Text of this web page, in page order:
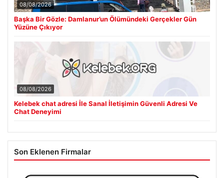
08/08/2026
Başka Bir Gözle: Damlanur’un Ölümündeki Gerçekler Gün
Yüzüne Çıkıyor
08/08/2026
Kelebek chat adresi İle Sanal İletişimin Güvenli Adresi Ve
Chat Deneyimi
Son Eklenen Firmalar